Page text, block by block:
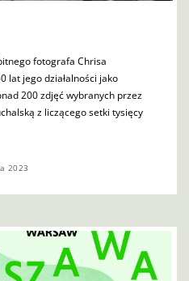
fotografa Chrisa
lat jego działalności jako
200 zdjęć wybranych przez
z liczącego setki tysięcy
2023